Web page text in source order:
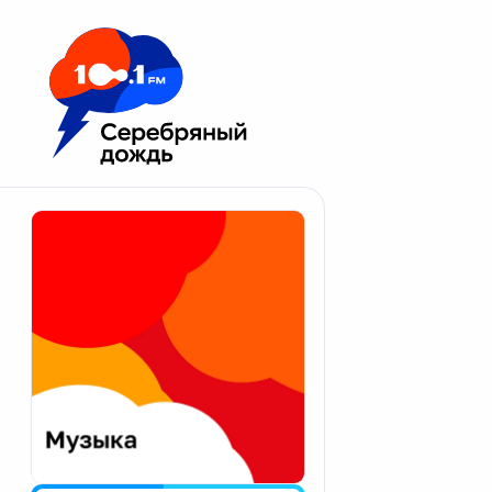
Москва 100.1 FM
Апатиты
Екатеринбург
Калининград
Калуга